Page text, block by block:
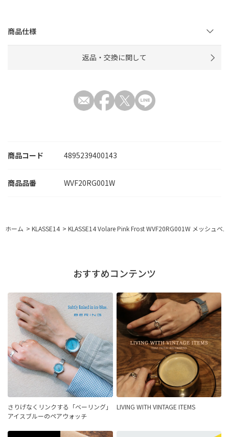
商品コード 4895239400143
WVF20RG001W
商品仕様
返品・交換に関して
ホーム > KLASSE14 > KLASSE14 Volare Pink Frost WVF20RG001W メッシュベ
おすすめコンテンツ
さりげなくリンクする「ベーリング」
アイスブルーのペアウォッチ
LIVING WITH VINTAGE ITEMS